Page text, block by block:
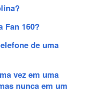
Fan 160?
de uma
vez em uma
nunca em um